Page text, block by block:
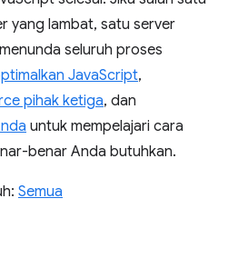
yang lambat, satu server
seluruh proses
JavaScript,
pihak ketiga, dan
untuk mempelajari cara
benar Anda butuhkan.
Semua